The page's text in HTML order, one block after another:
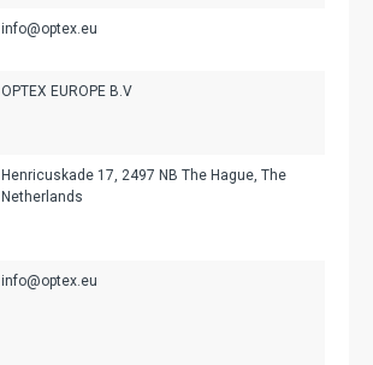
info@optex.eu
OPTEX EUROPE B.V
Henricuskade 17, 2497 NB The Hague, The
Netherlands
info@optex.eu